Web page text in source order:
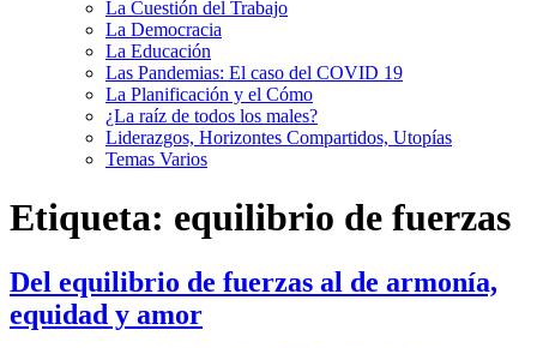
La Cuestión del Trabajo
La Democracia
La Educación
Las Pandemias: El caso del COVID 19
La Planificación y el Cómo
¿La raíz de todos los males?
Liderazgos, Horizontes Compartidos, Utopías
Temas Varios
Etiqueta: equilibrio de fuerzas
Del equilibrio de fuerzas al de armonía,
equidad y amor